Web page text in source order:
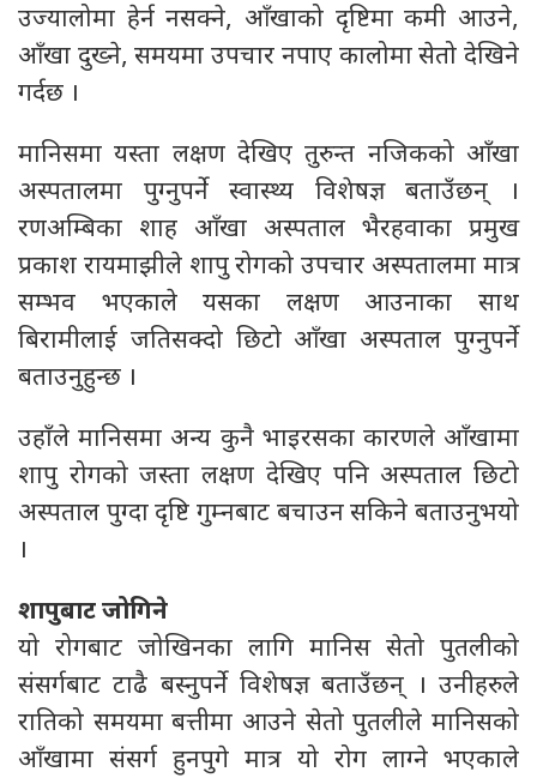
उज्यालोमा हेर्न नसक्ने, आँखाको दृष्टिमा कमी आउने,
आँखा दुख्ने, समयमा उपचार नपाए कालोमा सेतो देखिने
गर्दछ ।
मानिसमा यस्ता लक्षण देखिए तुरुन्त नजिकको आँखा
अस्पतालमा पुग्नुपर्ने स्वास्थ्य विशेषज्ञ बताउँछन् ।
रणअम्बिका शाह आँखा अस्पताल भैरहवाका प्रमुख
प्रकाश रायमाझीले शापु रोगको उपचार अस्पतालमा मात्र
सम्भव भएकाले यसका लक्षण आउनाका साथ
बिरामीलाई जतिसक्दो छिटो आँखा अस्पताल पुग्नुपर्ने
बताउनुहुन्छ ।
उहाँले मानिसमा अन्य कुनै भाइरसका कारणले आँखामा
शापु रोगको जस्ता लक्षण देखिए पनि अस्पताल छिटो
अस्पताल पुग्दा दृष्टि गुम्नबाट बचाउन सकिने बताउनुभयो
।
शापुबाट जोगिने
यो रोगबाट जोखिनका लागि मानिस सेतो पुतलीको
संसर्गबाट टाढै बस्नुपर्ने विशेषज्ञ बताउँछन् । उनीहरुले
रातिको समयमा बत्तीमा आउने सेतो पुतलीले मानिसको
आँखामा संसर्ग हुनपुगे मात्र यो रोग लाग्ने भएकाले